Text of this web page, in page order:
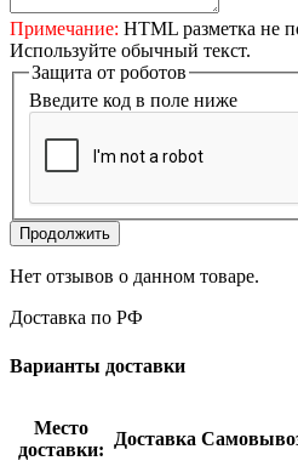
Примечание: HTML разметка не
Используйте обычный текст.
Защита от роботов
Введите код в поле ниже
Продолжить
Нет отзывов о данном товаре.
Доставка по РФ
Варианты доставки
Место
доставки:
Доставка